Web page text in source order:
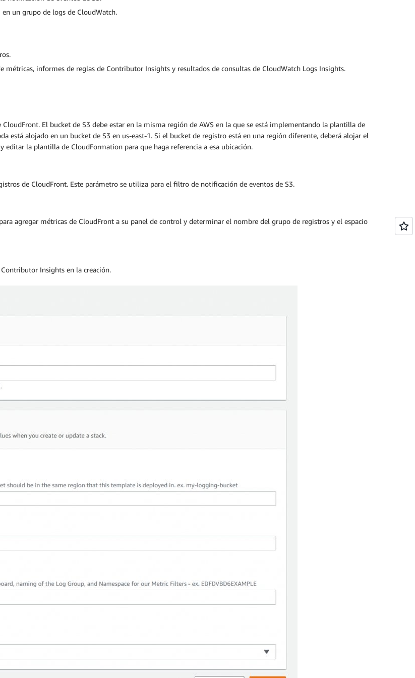
un grupo de logs de CloudWatch.
informes de reglas de Contributor Insights y resultados de consultas de CloudWatch Logs Insights.
El bucket de S3 debe estar en la misma región de AWS en la que se está implementando la plantilla de
está alojado en un bucket de S3 en us-east-1. Si el bucket de registro está en una región diferente, deberá alojar el
la plantilla de CloudFormation para que haga referencia a esa ubicación.
de CloudFront. Este parámetro se utiliza para el filtro de notificación de eventos de S3.
agregar métricas de CloudFront a su panel de control y determinar el nombre del grupo de registros y el espacio
Insights en la creación.